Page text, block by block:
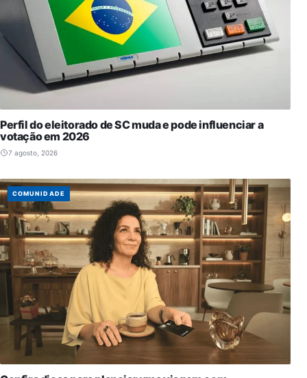
Perfil do eleitorado de SC muda e pode influenciar a
votação em 2026
7 agosto, 2026
COMUNIDADE